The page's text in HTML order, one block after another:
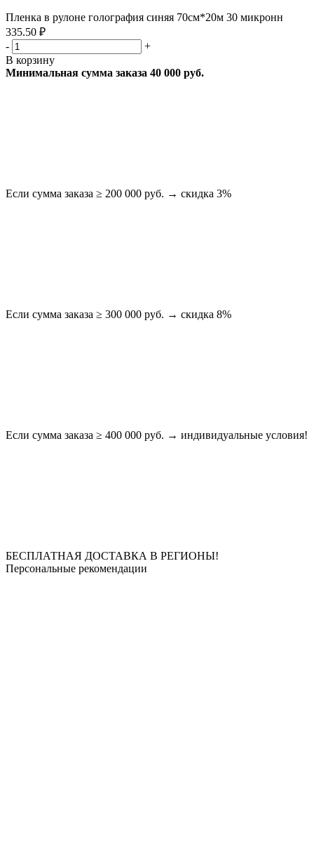
Пленка в рулоне голография синяя 70см*20м 30 микронн
335.50 ₽
-
+
В корзину
Минимальная сумма заказа 40 000 руб.
Если сумма заказа ≥ 200 000 руб. → скидка 3%
Если сумма заказа ≥ 300 000 руб. → скидка 8%
Если сумма заказа ≥ 400 000 руб. → индивидуальные условия!
БЕСПЛАТНАЯ ДОСТАВКА В РЕГИОНЫ!
Персональные рекомендации